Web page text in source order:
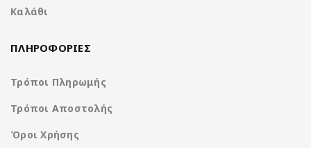
Ανάλυση οθόνης
(pixels)
Μνήμη RAM
Καλάθι
ΠΛΗΡΟΦΟΡΙΕΣ
Τρόποι Πληρωμής
Τρόποι Αποστολής
Όροι Χρήσης